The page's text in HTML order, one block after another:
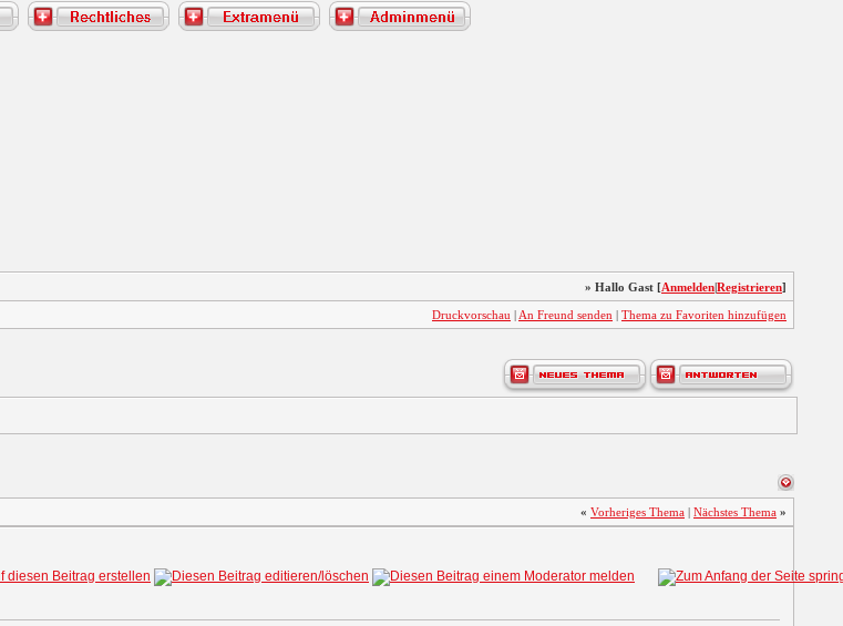
» Hallo Gast [Anmelden|Registrieren]
Druckvorschau | An Freund senden | Thema zu Favoriten hinzufügen
« Vorheriges Thema | Nächstes Thema »